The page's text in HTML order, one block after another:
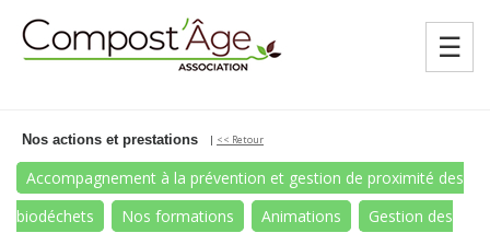
☰
Nos actions et prestations | << Retour
Accompagnement à la prévention et gestion de proximité des
biodéchets
Nos formations Animations
Gestion des